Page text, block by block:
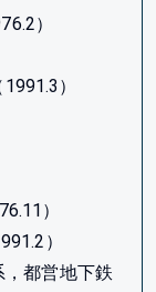
）
）
）
）
都営地下鉄